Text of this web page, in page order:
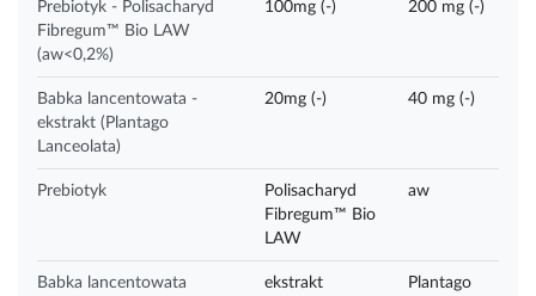
Prebiotyk - Polisacharyd
Fibregum™ Bio LAW
(aw<0,2%)
100mg (-) 200 mg (-)
Babka lancentowata -
ekstrakt (Plantago
Lanceolata)
20mg (-) 40 mg (-)
Prebiotyk
Polisacharyd
Fibregum™ Bio
LAW
aw
Babka lancentowata ekstrakt
Plantago